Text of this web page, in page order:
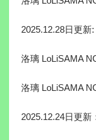
2025.12.28日更新:
洛璃 LoLiSAMA
洛璃 LoLiSAMA
2025.12.24日更新